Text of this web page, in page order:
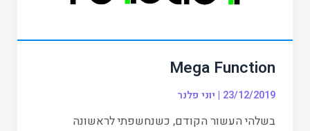
Mega Function
23/12/2019
| יוני פלנר
בשלהי העשור הקודם, כשנחשפתי לראשונה